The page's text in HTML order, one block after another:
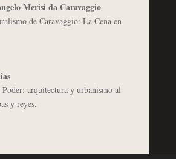
Merisi da Caravaggio
de Caravaggio: La Cena en
arquitectura y urbanismo al
y reyes.